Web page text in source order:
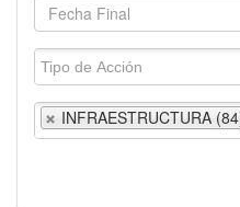
INFRAESTRUCTURA